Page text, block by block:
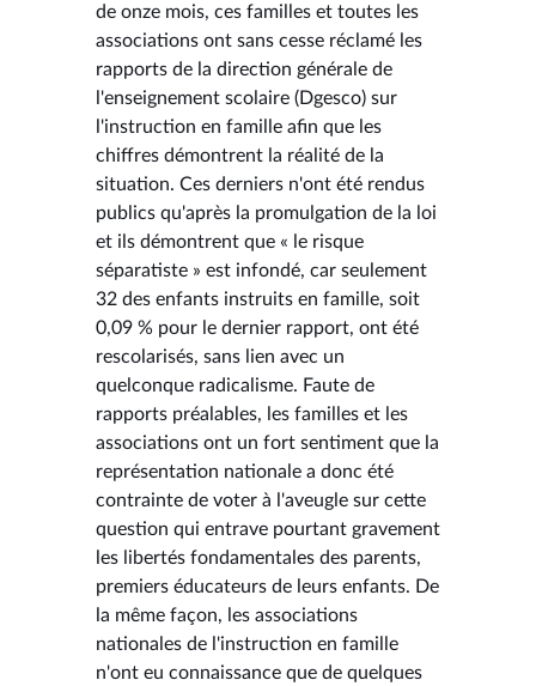
de onze mois, ces familles et toutes les
associations ont sans cesse réclamé les
rapports de la direction générale de
l'enseignement scolaire (Dgesco) sur
l'instruction en famille afin que les
chiffres démontrent la réalité de la
situation. Ces derniers n'ont été rendus
publics qu'après la promulgation de la loi
et ils démontrent que « le risque
séparatiste » est infondé, car seulement
32 des enfants instruits en famille, soit
0,09 % pour le dernier rapport, ont été
rescolarisés, sans lien avec un
quelconque radicalisme. Faute de
rapports préalables, les familles et les
associations ont un fort sentiment que la
représentation nationale a donc été
contrainte de voter à l'aveugle sur cette
question qui entrave pourtant gravement
les libertés fondamentales des parents,
premiers éducateurs de leurs enfants. De
la même façon, les associations
nationales de l'instruction en famille
n'ont eu connaissance que de quelques